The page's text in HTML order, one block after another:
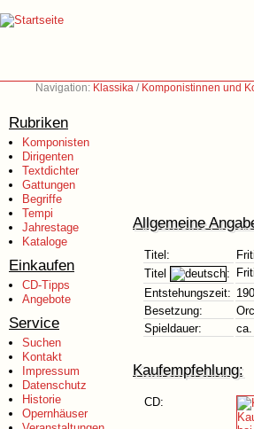
Navigation: Klassika / Komponistinnen und
Rubriken
Komponisten
Dirigenten
Textdichter
Gattungen
Begriffe
Tempi
Jahrestage
Kataloge
Einkaufen
CD-Tipps
Angebote
Service
Suchen
Kontakt
Impressum
Datenschutz
Historie
Opernhäuser
Allgemeine
Titel:
Titel
:
Entstehungszeit:
Besetzung:
Spieldauer:
ca.
Kaufempfehlung:
CD: